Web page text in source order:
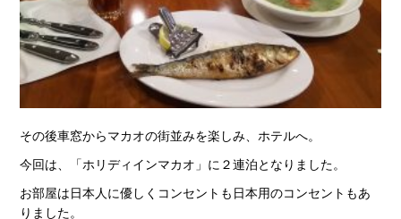
その後車窓からマカオの街並みを楽しみ、ホテルへ。
今回は、「ホリディインマカオ」に２連泊となりました。
お部屋は日本人に優しくコンセントも日本用のコンセントもあ
りました。